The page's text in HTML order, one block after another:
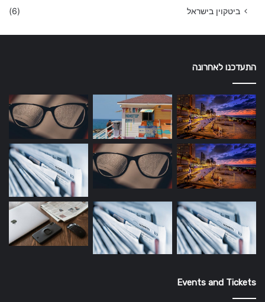
ביטקוין בישראל (6)
התעדכנו לאחרונה
Events and Tickets